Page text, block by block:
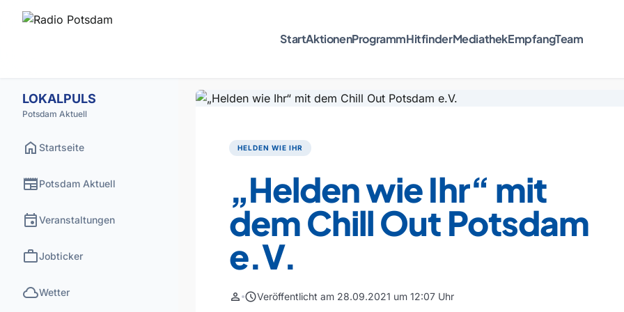
StartAktionenProgrammHitfinderMediathekEmpfangTeam
LOKALPULS
Potsdam Aktuell
home Startseite
newspaperPotsdam Aktuell
eventVeranstaltungen
workJobticker
cloudWetter
HELDEN WIE IHR
„Helden wie Ihr“ mit
dem Chill Out Potsdam
e.V.
person scheduleVeröffentlicht am 28.09.2021 um 12:07 Uhr